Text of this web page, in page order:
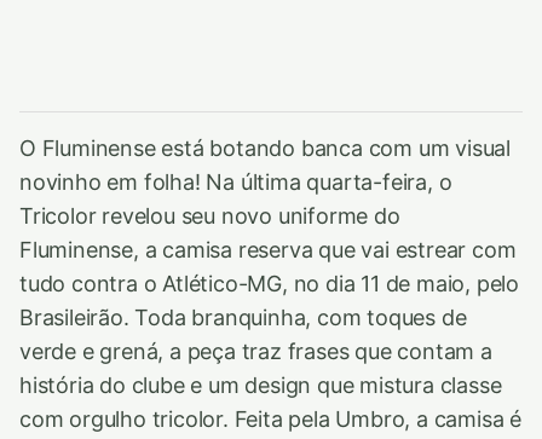
O Fluminense está botando banca com um visual
novinho em folha! Na última quarta-feira, o
Tricolor revelou seu novo uniforme do
Fluminense, a camisa reserva que vai estrear com
tudo contra o Atlético-MG, no dia 11 de maio, pelo
Brasileirão. Toda branquinha, com toques de
verde e grená, a peça traz frases que contam a
história do clube e um design que mistura classe
com orgulho tricolor. Feita pela Umbro, a camisa é